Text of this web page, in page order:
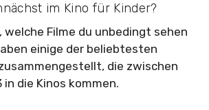
im Kino für Kinder?
welche Filme du unbedingt sehen
einige der beliebtesten
die zwischen
in die Kinos kommen.